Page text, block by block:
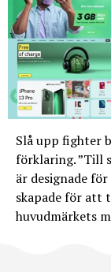
Slå upp fighter
förklaring. ”Till
är designade
skapade för att
huvudmärkets